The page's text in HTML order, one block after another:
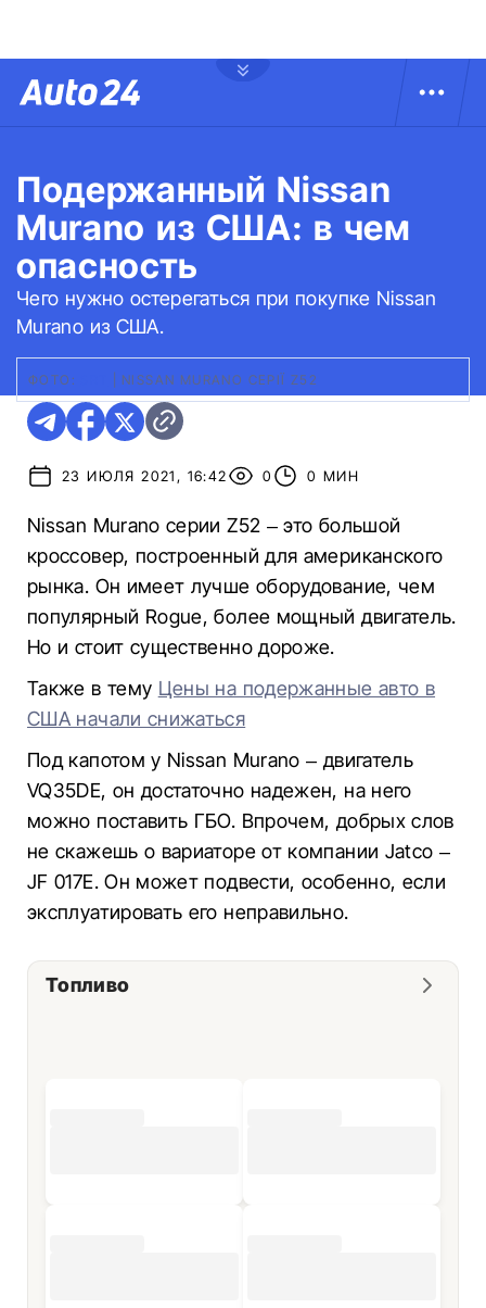
Подержанный Nissan
Murano из США: в чем
опасность
Чего нужно остерегаться при покупке Nissan
Murano из США.
ФОТО: NISSAN MURANO СЕРІЇ Z52
23 ИЮЛЯ 2021, 16:42 0 0 МИН
Nissan Murano серии Z52 – это большой
кроссовер, построенный для американского
рынка. Он имеет лучше оборудование, чем
популярный Rogue, более мощный двигатель.
Но и стоит существенно дороже.
Также в тему Цены на подержанные авто в
США начали снижаться
Под капотом у Nissan Murano – двигатель
VQ35DE, он достаточно надежен, на него
можно поставить ГБО. Впрочем, добрых слов
не скажешь о вариаторе от компании Jatco –
JF 017E. Он может подвести, особенно, если
эксплуатировать его неправильно.
Топливо